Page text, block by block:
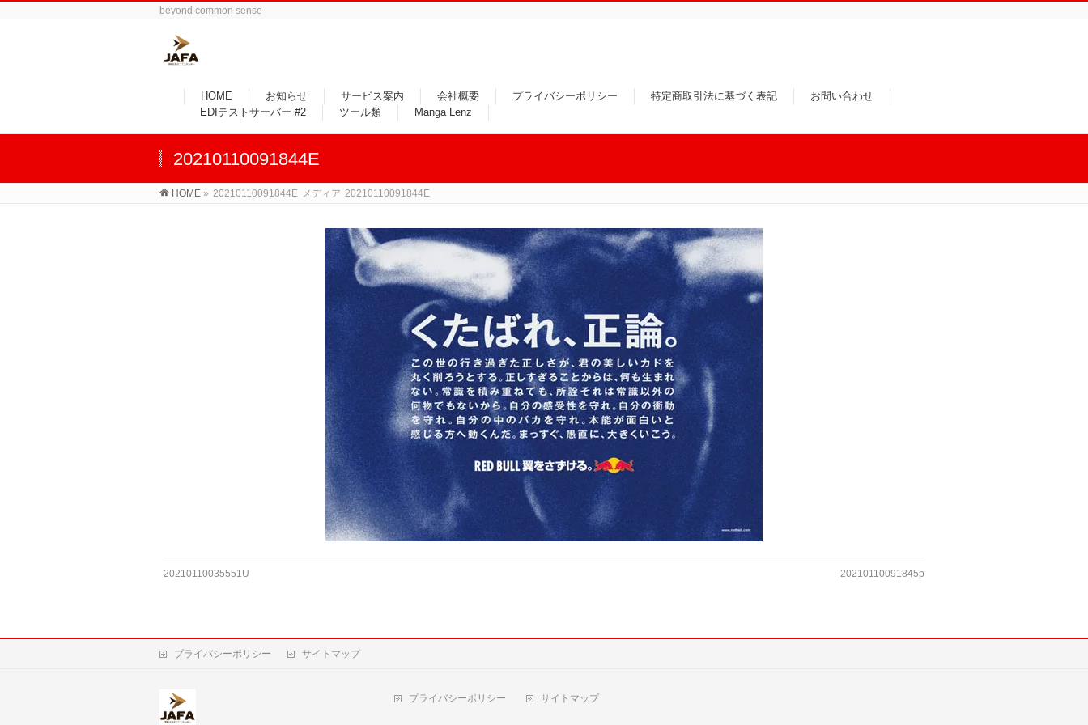
beyond common sense
HOME お知らせ サービス案内 会社概要 プライバシーポリシー 特定商取引法に基づく表記
お問い合わせ
EDIテストサーバー #2
ツール類 Manga Lenz
20210110091844E
HOME » 20210110091844E メディア 20210110091844E
20210110035551U 20210110091845p
プライバシーポリシー サイトマップ
プライバシーポリシー サイトマップ